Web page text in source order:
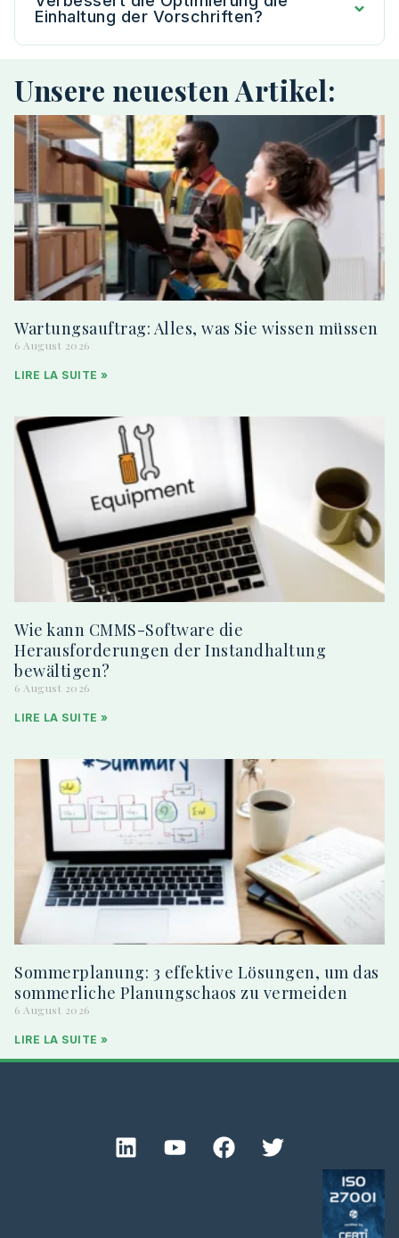
Einhaltung der Vorschriften?
Unsere neuesten Artikel:
Wartungsauftrag: Alles, was Sie wissen müssen
6 August 2026
LIRE LA SUITE »
Wie kann CMMS-Software die
Herausforderungen der Instandhaltung
bewältigen?
6 August 2026
LIRE LA SUITE »
Sommerplanung: 3 effektive Lösungen, um das
sommerliche Planungschaos zu vermeiden
6 August 2026
LIRE LA SUITE »